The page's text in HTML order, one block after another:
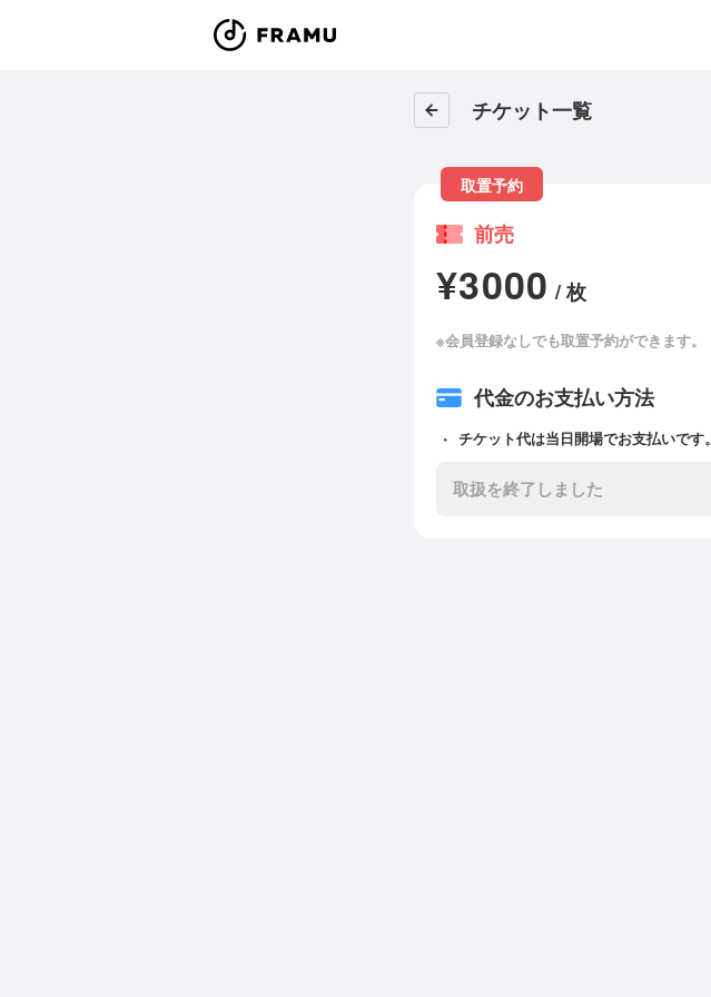
チケット一覧
取置予約
前売
¥3000 / 枚
※会員登録なしでも取置予約ができます。
代金のお支払い方法
チケット代は当日開場でお支払いです。
取扱を終了しました